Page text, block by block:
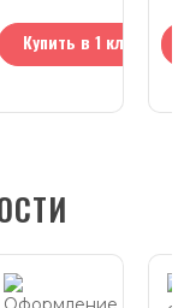
Купить в 1 клик